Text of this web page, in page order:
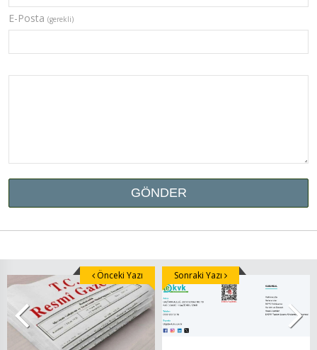
E-Posta (gerekli)
Önceki Yazı Sonraki Yazı